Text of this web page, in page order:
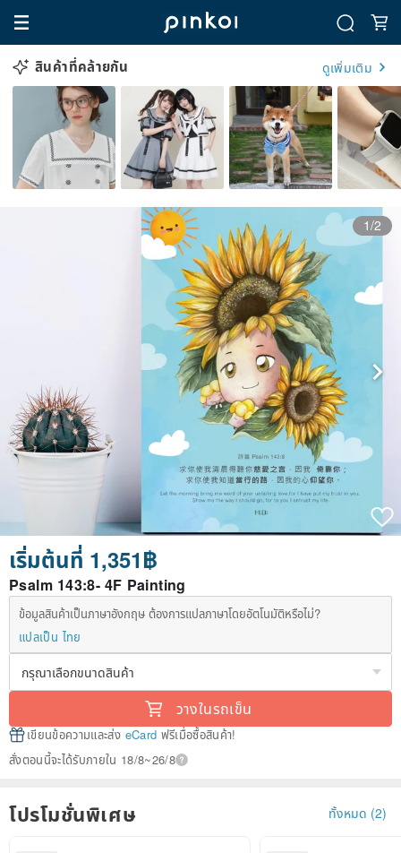
สินค้าที่คล้ายกัน ดูเพิ่มเติม
1/2
เริ่มต้นที่ 1,351฿
Psalm 143:8- 4F Painting
ข้อมูลสินค้าเป็นภาษาอังกฤษ ต้องการแปลภาษาโดยอัตโนมัติหรือไม่?
แปลเป็น ไทย
วางในรถเข็น
เขียนข้อความและส่ง eCard ฟรีเมื่อซื้อสินค้า!
สั่งตอนนี้จะได้รับภายใน 18/8~26/8
โปรโมชั่นพิเศษ ทั้งหมด (2)